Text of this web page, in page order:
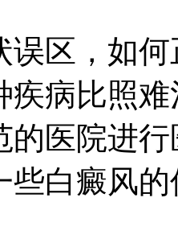
误区，如
疾病比照
的医院进
些白癜风